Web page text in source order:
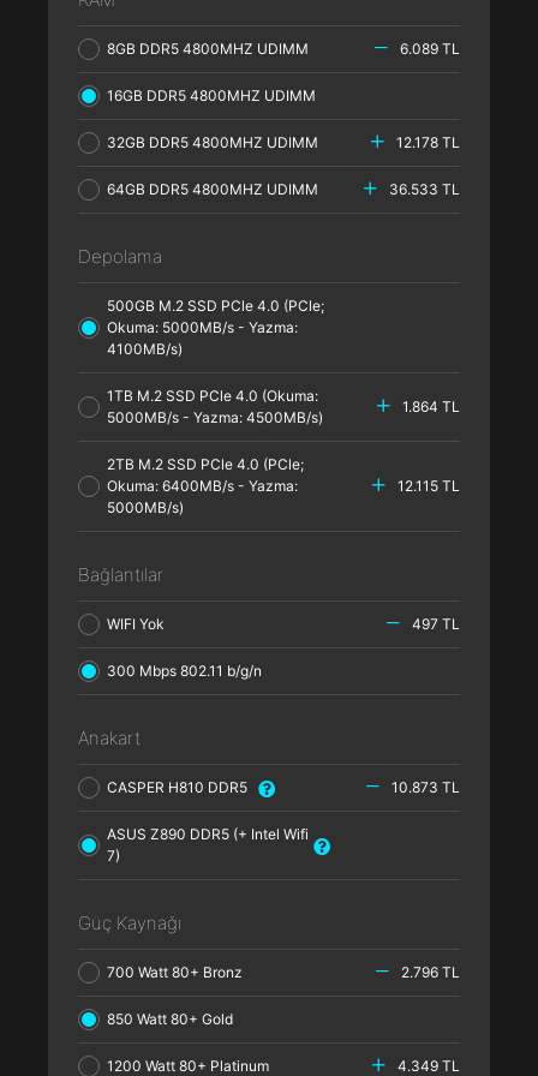
8GB DDR5 4800MHZ UDIMM 6.089 TL
16GB DDR5 4800MHZ UDIMM
32GB DDR5 4800MHZ UDIMM 12.178 TL
64GB DDR5 4800MHZ UDIMM 36.533 TL
Depolama
500GB M.2 SSD PCle 4.0 (PCle;
Okuma: 5000MB/s - Yazma:
4100MB/s)
1TB M.2 SSD PCle 4.0 (Okuma:
5000MB/s - Yazma: 4500MB/s)
1.864 TL
2TB M.2 SSD PCle 4.0 (PCle;
Okuma: 6400MB/s - Yazma:
5000MB/s)
12.115 TL
Bağlantılar
WIFI Yok 497 TL
300 Mbps 802.11 b/g/n
Anakart
CASPER H810 DDR5 10.873 TL
ASUS Z890 DDR5 (+ Intel Wifi
7)
Güç Kaynağı
700 Watt 80+ Bronz 2.796 TL
850 Watt 80+ Gold
1200 Watt 80+ Platinum 4.349 TL